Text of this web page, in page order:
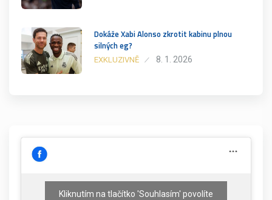
Dokáže Xabi Alonso zkrotit kabinu plnou
silných eg?
EXKLUZIVNĚ 8. 1. 2026
Kliknutím na tlačítko 'Souhlasím' povolíte